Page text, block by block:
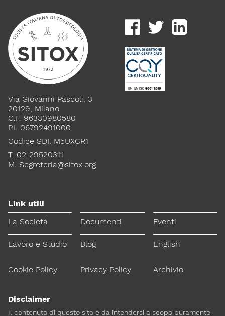
Via Giovanni Pascoli, 3
20129, Milano
C.F. 96330980580
P.I. 06792491000
Codice SDI: M5UXCR1
T. 02-29520311
M. Segreteria@sitox.org
Link utili
La Società
Documenti Eventi
Lavoro e Studio Blog English
Cookie Policy Privacy Policy Archivio
Disclaimer
Il contenuto di questo sito è da intendersi a scopo puramente
T. 02-29520311
M.Segreteria@sitox.org
Link utili
La Società
Eventi
Lavoro e Studio
Disclaimer
dimenticanze o cattive interpretazioni presenti in queste pagine
o in quelle cui si fa riferimento.
Per maggiori informazioni e
approfondimenti
CONTATTACI
Dona il 5 per 1000 a SITOX